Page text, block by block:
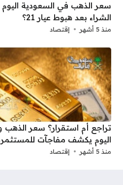
سعر الذهب في السعودية
الشراء بعد هبوط عيار 21؟
منذ 5 أشهر إقتصاد
تراجع أم استقرار؟ سعر الذهب
اليوم يكشف مفاجآت
منذ 5 أشهر إقتصاد